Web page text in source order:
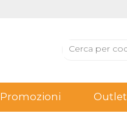
Promozioni Outlet